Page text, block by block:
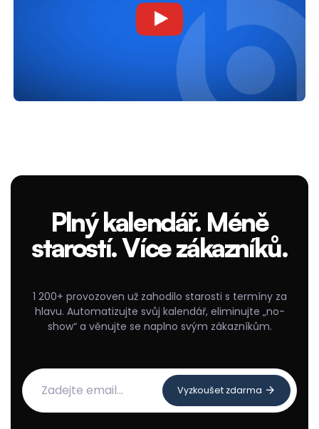
Plný kalendář. Méně
starostí. Více zákazníků.
1 200+ provozoven už zahodilo starosti s termíny za
hlavu. Automatizujte svůj kalendář, eliminujte „no-
show“ a věnujte se naplno svým zákazníkům.
Vyzkoušet zdarma